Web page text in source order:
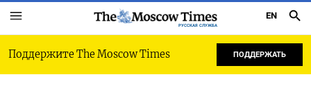
РУССКАЯ СЛУЖБА
EN
Поддержите The Moscow Times ПОДДЕРЖАТЬ